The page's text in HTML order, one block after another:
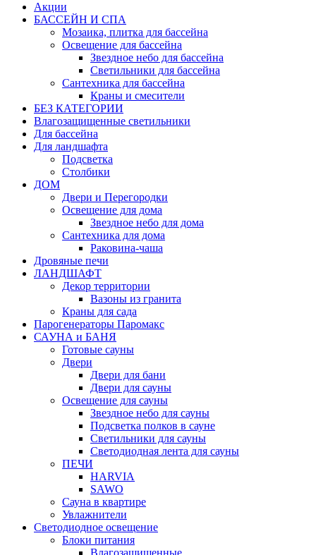
Акции
БАССЕЙН И СПА
Мозаика, плитка для бассейна
Освещение для бассейна
Звездное небо для бассейна
Светильники для бассейна
Сантехника для бассейна
Краны и смесители
БЕЗ КАТЕГОРИИ
Влагозащищенные светильники
Для бассейна
Для ландшафта
Подсветка
Столбики
ДОМ
Двери и Перегородки
Освещение для дома
Звездное небо для дома
Сантехника для дома
Раковина-чаша
Дровяные печи
ЛАНДШАФТ
Декор территории
Вазоны из гранита
Краны для сада
Парогенераторы Паромакс
САУНА и БАНЯ
Готовые сауны
Двери
Двери для бани
Двери для сауны
Освещение для сауны
Звездное небо для сауны
Подсветка полков в сауне
Светильники для сауны
Светодиодная лента для сауны
ПЕЧИ
HARVIA
SAWO
Сауна в квартире
Увлажнители
Светодиодное освещение
Блоки питания